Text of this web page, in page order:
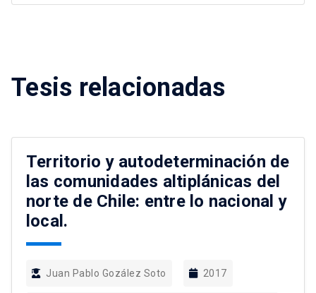
Tesis relacionadas
Territorio y autodeterminación de
las comunidades altiplánicas del
norte de Chile: entre lo nacional y
local.
Juan Pablo Gozález Soto 2017